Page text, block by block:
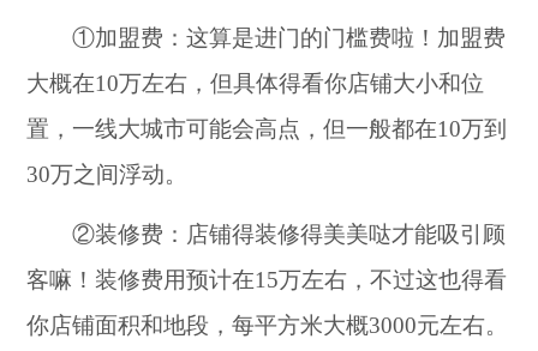
①加盟费：这算是进门的门槛费啦！加盟费
大概在10万左右，但具体得看你店铺大小和位
置，一线大城市可能会高点，但一般都在10万到
30万之间浮动。
②装修费：店铺得装修得美美哒才能吸引顾
客嘛！装修费用预计在15万左右，不过这也得看
你店铺面积和地段，每平方米大概3000元左右。